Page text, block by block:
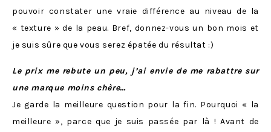
pouvoir constater une vraie différence au niveau de la
« texture » de la peau. Bref, donnez-vous un bon mois et
je suis sûre que vous serez épatée du résultat :)
Le prix me rebute un peu, j’ai envie de me rabattre sur
une marque moins chère…
Je garde la meilleure question pour la fin. Pourquoi « la
meilleure », parce que je suis passée par là ! Avant de